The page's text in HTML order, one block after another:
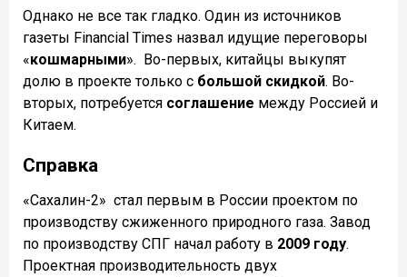
Однако не все так гладко. Один из источников
газеты Financial Times назвал идущие переговоры
«кошмарными». Во-первых, китайцы выкупят
долю в проекте только с большой скидкой. Во-
вторых, потребуется соглашение между Россией и
Китаем.
Справка
«Сахалин-2» стал первым в России проектом по
производству сжиженного природного газа. Завод
по производству СПГ начал работу в 2009 году.
Проектная производительность двух